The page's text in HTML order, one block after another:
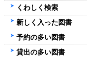
くわしく検索
新しく入った図書
予約の多い図書
貸出の多い図書